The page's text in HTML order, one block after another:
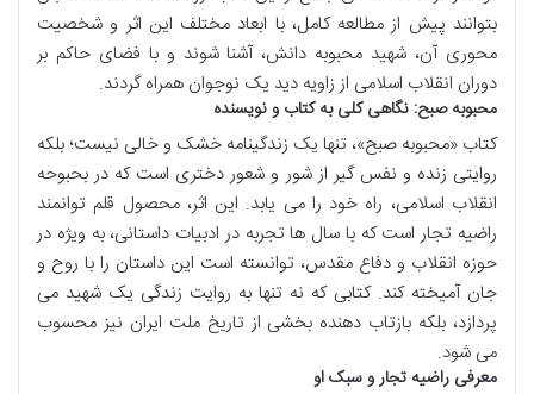
بتوانند پیش از مطالعه کامل، با ابعاد مختلف این اثر و شخصیت
محوری آن، شهید محبوبه دانش، آشنا شوند و با فضای حاکم بر
دوران انقلاب اسلامی از زاویه دید یک نوجوان همراه گردند.
محبوبه صبح: نگاهی کلی به کتاب و نویسنده
کتاب «محبوبه صبح»، تنها یک زندگینامه خشک و خالی نیست؛ بلکه
روایتی زنده و نفس گیر از شور و شعور دختری است که در بحبوحه
انقلاب اسلامی، راه خود را می یابد. این اثر، محصول قلم توانمند
راضیه تجار است که با سال ها تجربه در ادبیات داستانی، به ویژه در
حوزه انقلاب و دفاع مقدس، توانسته است این داستان را با روح و
جان آمیخته کند. کتابی که نه تنها به روایت زندگی یک شهید می
پردازد، بلکه بازتاب دهنده بخشی از تاریخ ملت ایران نیز محسوب
می شود.
معرفی راضیه تجار و سبک او